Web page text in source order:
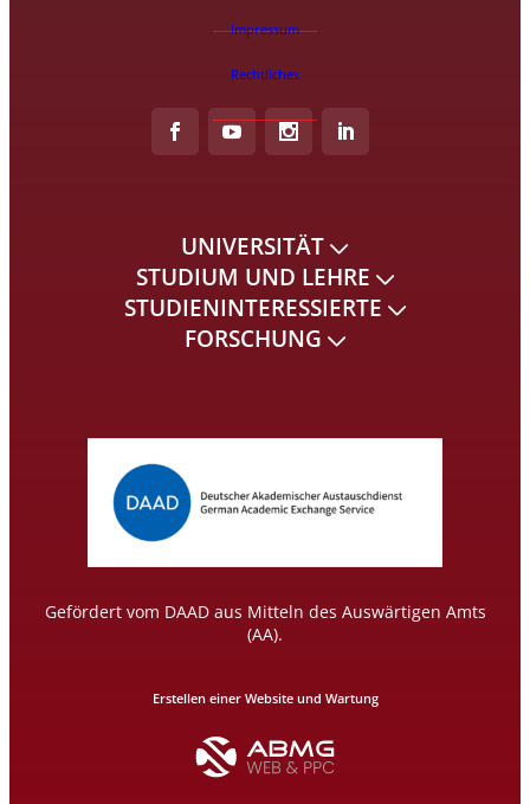
Impressum
Rechtliches
UNIVERSITÄT
STUDIUM UND LEHRE
STUDIENINTERESSIERTE
FORSCHUNG
Gefördert vom DAAD aus Mitteln des Auswärtigen Amts
(AA).
Erstellen einer Website und Wartung